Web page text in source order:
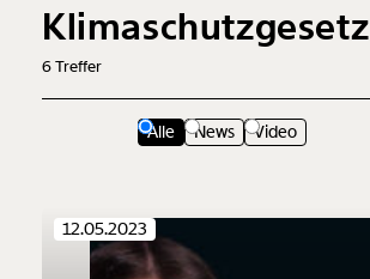
0Treffer
Klimaschutzgesetz
6Treffer
Alle News Video
12.05.2023